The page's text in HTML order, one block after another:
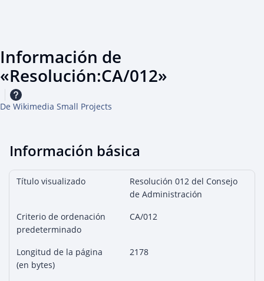
Información de
«Resolución:CA/012»
De Wikimedia Small Projects
Información básica
Título visualizado
Resolución 012 del Consejo
de Administración
Criterio de ordenación
predeterminado
CA/012
Longitud de la página
(en bytes)
2178